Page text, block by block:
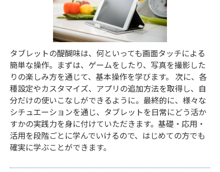
タブレットの醍醐味は、何といっても画面タッチによる
簡単な操作。まずは、ゲームをしたり、写真を撮影した
りの楽しみ方を通じて、基本操作を学びます。 次に、各
種設定やカスタマイズ、アプリの追加方法を取得し、自
分だけの使いこなしができるように。最終的に、様々な
シチュエーションを通じ、タブレットを日常にどう活か
すかの実践力を身に付けていただきます。基礎・応用・
活用を段階ごとに学んでいけるので、はじめての方でも
確実に学ぶことができます。